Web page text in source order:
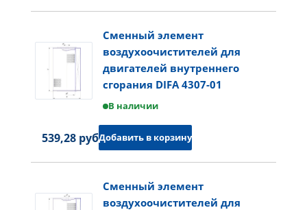
Сменный элемент
воздухоочистителей для
двигателей внутреннего
сгорания DIFA 4307-01
В наличии
539,28 руб.Добавить в корзину
Сменный элемент
воздухоочистителей для